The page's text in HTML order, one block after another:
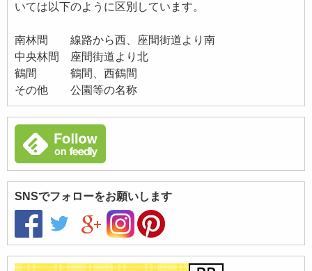
いては以下のように区別しています。
南林間 線路から西、座間街道より南
中央林間 座間街道より北
鶴間 鶴間、西鶴間
その他 公園等の名称
SNSでフォローをお願いします